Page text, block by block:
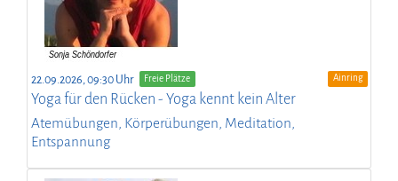
22.09.2026, 09:30 Uhr Freie Plätze Ainring
Yoga für den Rücken - Yoga kennt kein Alter
Atemübungen, Körperübungen, Meditation,
Entspannung